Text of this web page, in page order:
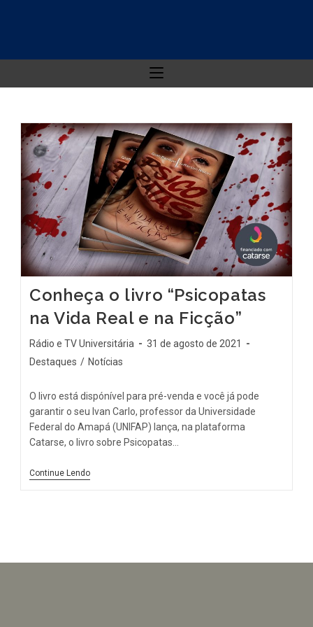
Conheça o livro “Psicopatas
na Vida Real e na Ficção”
Rádio e TV Universitária
31 de agosto de 2021
Destaques / Notícias
O livro está dispónível para pré-venda e você já pode
garantir o seu Ivan Carlo, professor da Universidade
Federal do Amapá (UNIFAP) lança, na plataforma
Catarse, o livro sobre Psicopatas…
Continue Lendo